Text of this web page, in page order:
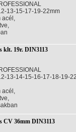
13-15-17-19-22mm
acél,
klt. 19r. DIN3113
13-14-15-16-17-18-19-
acél,
CV 36mm DIN3113